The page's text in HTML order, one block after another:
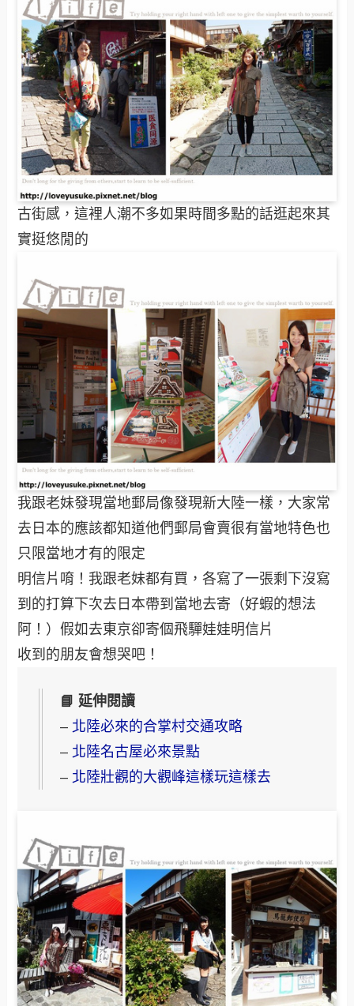
古街感，這裡人潮不多如果時間多點的話逛起來其
實挺悠閒的
我跟老妹發現當地郵局像發現新大陸一樣，大家常
去日本的應該都知道他們郵局會賣很有當地特色也
只限當地才有的限定
明信片唷！我跟老妹都有買，各寫了一張剩下沒寫
到的打算下次去日本帶到當地去寄（好蝦的想法
阿！）假如去東京卻寄個飛驒娃娃明信片
收到的朋友會想哭吧！
📘 延伸閱讀
– 北陸必來的合掌村交通攻略
– 北陸名古屋必來景點
– 北陸壯觀的大觀峰這樣玩這樣去